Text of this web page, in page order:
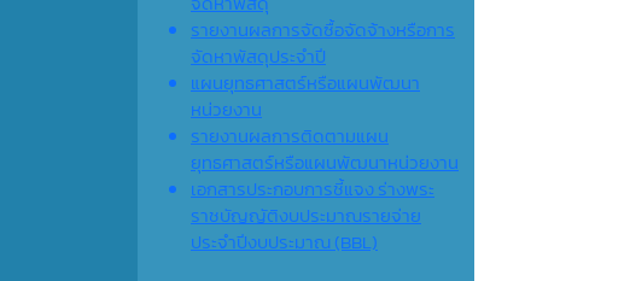
รายงานผลการจัดซื้อจัดจ้างหรือการ
จัดหาพัสดุประจำปี
แผนยุทธศาสตร์หรือแผนพัฒนา
หน่วยงาน
รายงานผลการติดตามแผน
ยุทธศาสตร์หรือแผนพัฒนาหน่วยงาน
เอกสารประกอบการชี้แจง ร่างพระ
ราชบัญญัติงบประมาณรายจ่าย
ประจำปีงบประมาณ (ฺBBL)